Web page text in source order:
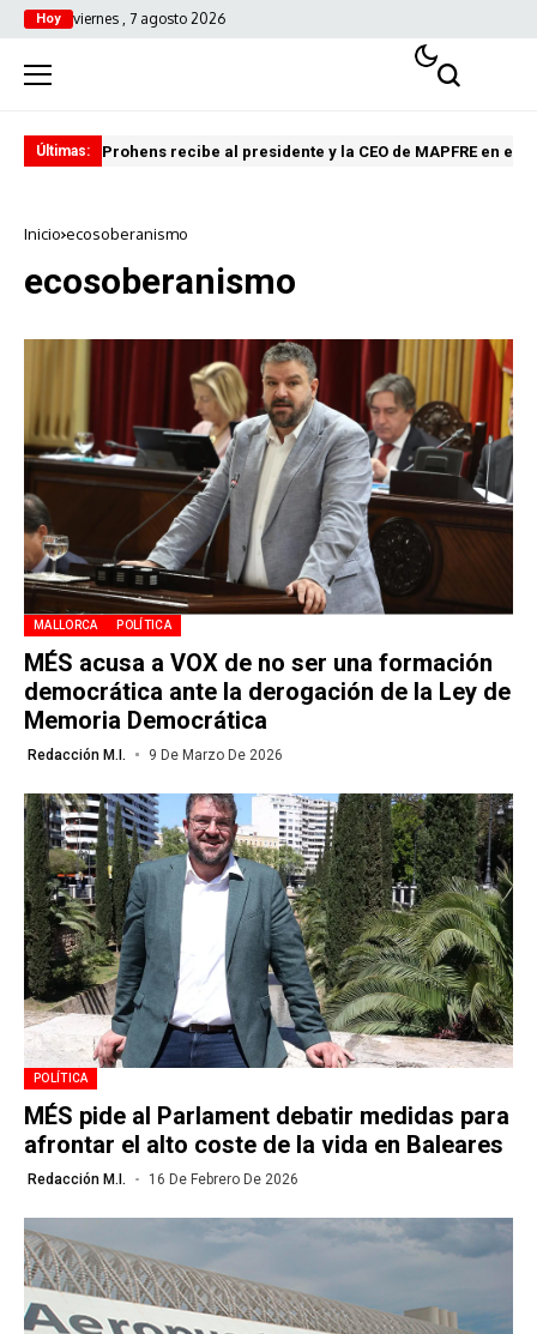
Hoy viernes , 7 agosto 2026
Últimas: Prohens recibe al presidente y la CEO de MAPFRE en el
Inicio ecosoberanismo
ecosoberanismo
MALLORCA POLÍTICA
MÉS acusa a VOX de no ser una formación
democrática ante la derogación de la Ley de
Memoria Democrática
Redacción M.I. 9 De Marzo De 2026
POLÍTICA
MÉS pide al Parlament debatir medidas para
afrontar el alto coste de la vida en Baleares
Redacción M.I. 16 De Febrero De 2026